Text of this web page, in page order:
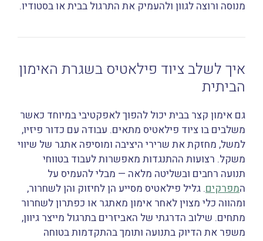
מנוסה ורוצה לגוון ולהעמיק את התרגול בבית או בסטודיו.
איך לשלב ציוד פילאטיס בשגרת האימון
הביתית
גם אימון קצר בבית יכול להפוך לאפקטיבי במיוחד כאשר
משלבים בו ציוד פילאטיס מתאים. עבודה עם כדור פיזיו,
למשל, מחזקת את שרירי היציבה ומוסיפה אתגר של שיווי
משקל. רצועות ההתנגדות מאפשרות לעבוד בטווחי
תנועה רחבים ובשליטה מלאה — מבלי להעמיס על
המפרקים. גליל פילאטיס מסייע הן לחיזוק והן לשחרור,
ומהווה כלי מצוין לאחר אימון מאתגר או כפתרון לשחרור
מתחים. שילוב הדרגתי של האביזרים בתרגול מייצר גיוון,
משפר את הדיוק בתנועה ותומך בהתקדמות בטוחה